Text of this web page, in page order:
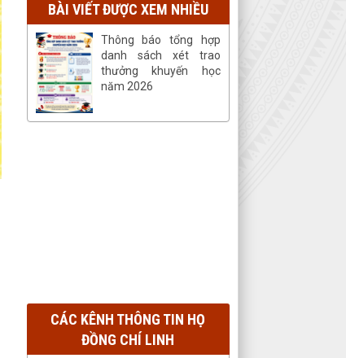
BÀI VIẾT ĐƯỢC XEM NHIỀU
Thông báo tổng hợp
danh sách xét trao
thưởng khuyến học
năm 2026
CÁC KÊNH THÔNG TIN HỌ
ĐỒNG CHÍ LINH